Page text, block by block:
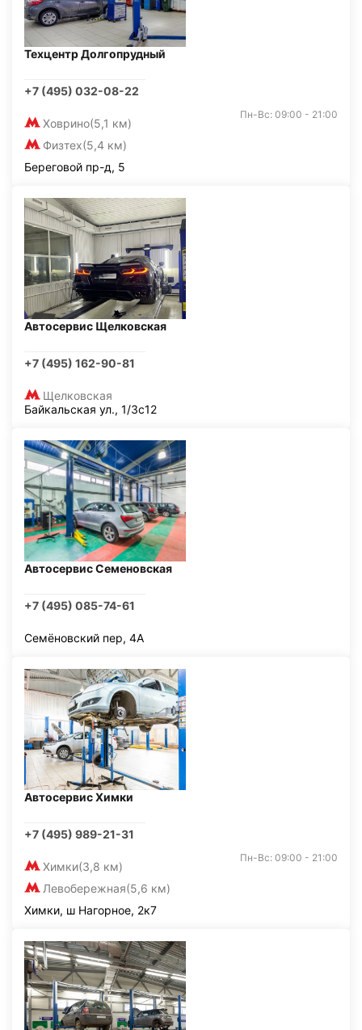
Техцентр Долгопрудный
+7 (495) 032-08-22
Ховрино(5,1 км)
Физтех(5,4 км)
Пн-Вс: 09:00 - 21:00
Береговой пр-д, 5
Автосервис Щелковская
+7 (495) 162-90-81
Щелковская
Байкальская ул., 1/3с12
Автосервис Семеновская
+7 (495) 085-74-61
Семёновский пер, 4А
Автосервис Химки
+7 (495) 989-21-31
Химки(3,8 км)
Левобережная(5,6 км)
Пн-Вс: 09:00 - 21:00
Химки, ш Нагорное, 2к7